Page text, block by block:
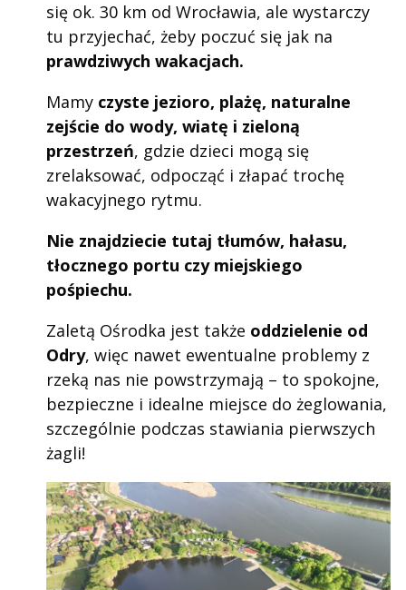
się ok. 30 km od Wrocławia, ale wystarczy
tu przyjechać, żeby poczuć się jak na
prawdziwych wakacjach.
Mamy czyste jezioro, plażę, naturalne
zejście do wody, wiatę i zieloną
przestrzeń, gdzie dzieci mogą się
zrelaksować, odpocząć i złapać trochę
wakacyjnego rytmu.
Nie znajdziecie tutaj tłumów, hałasu,
tłocznego portu czy miejskiego
pośpiechu.
Zaletą Ośrodka jest także oddzielenie od
Odry, więc nawet ewentualne problemy z
rzeką nas nie powstrzymają – to spokojne,
bezpieczne i idealne miejsce do żeglowania,
szczególnie podczas stawiania pierwszych
żagli!